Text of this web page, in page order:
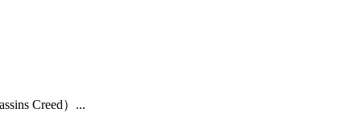
Creed）...